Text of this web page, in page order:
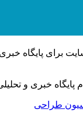
برای پایگاه
پایگاه خبری و
طراحی